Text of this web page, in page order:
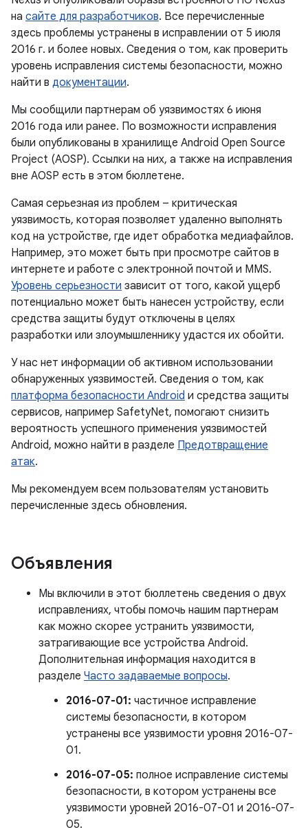
на сайте для разработчиков. Все перечисленные
здесь проблемы устранены в исправлении от 5 июля
2016 г. и более новых. Сведения о том, как проверить
уровень исправления системы безопасности, можно
найти в документации.
Мы сообщили партнерам об уязвимостях 6 июня
2016 года или ранее. По возможности исправления
были опубликованы в хранилище Android Open Source
Project (AOSP). Ссылки на них, а также на исправления
вне AOSP есть в этом бюллетене.
Самая серьезная из проблем – критическая
уязвимость, которая позволяет удаленно выполнять
код на устройстве, где идет обработка медиафайлов.
Например, это может быть при просмотре сайтов в
интернете и работе с электронной почтой и MMS.
Уровень серьезности зависит от того, какой ущерб
потенциально может быть нанесен устройству, если
средства защиты будут отключены в целях
разработки или злоумышленнику удастся их обойти.
У нас нет информации об активном использовании
обнаруженных уязвимостей. Сведения о том, как
платформа безопасности Android и средства защиты
сервисов, например SafetyNet, помогают снизить
вероятность успешного применения уязвимостей
Android, можно найти в разделе Предотвращение
атак.
Мы рекомендуем всем пользователям установить
перечисленные здесь обновления.
Объявления
Мы включили в этот бюллетень сведения о двух
исправлениях, чтобы помочь нашим партнерам
как можно скорее устранить уязвимости,
затрагивающие все устройства Android.
Дополнительная информация находится в
разделе Часто задаваемые вопросы.
2016-07-01: частичное исправление
системы безопасности, в котором
устранены все уязвимости уровня 2016-07-
01.
2016-07-05: полное исправление системы
безопасности, в котором устранены все
уязвимости уровней 2016-07-01 и 2016-07-
05.